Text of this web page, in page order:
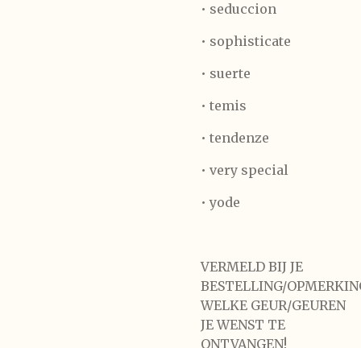
• seduccion
• sophisticate
• suerte
• temis
• tendenze
• very special
• yode
VERMELD BIJ JE
BESTELLING/
WELKE GEUR/GEUREN
JE WENST TE
ONTVANGEN!